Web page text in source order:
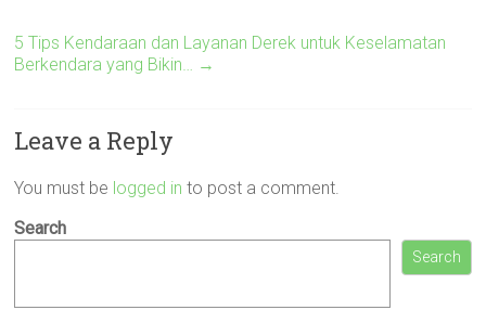
5 Tips Kendaraan dan Layanan Derek untuk Keselamatan
Berkendara yang Bikin… →
Leave a Reply
You must be logged in to post a comment.
Search
Search